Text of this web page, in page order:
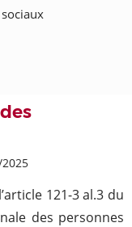
121-3 al.3 du
des personnes